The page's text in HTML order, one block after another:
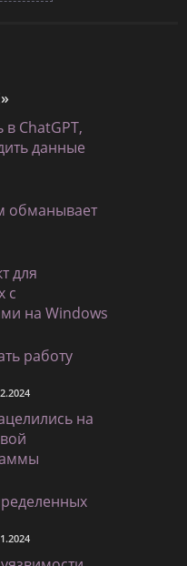
ChatGPT,
данные
обманывает
для
с
на Windows
работу
на